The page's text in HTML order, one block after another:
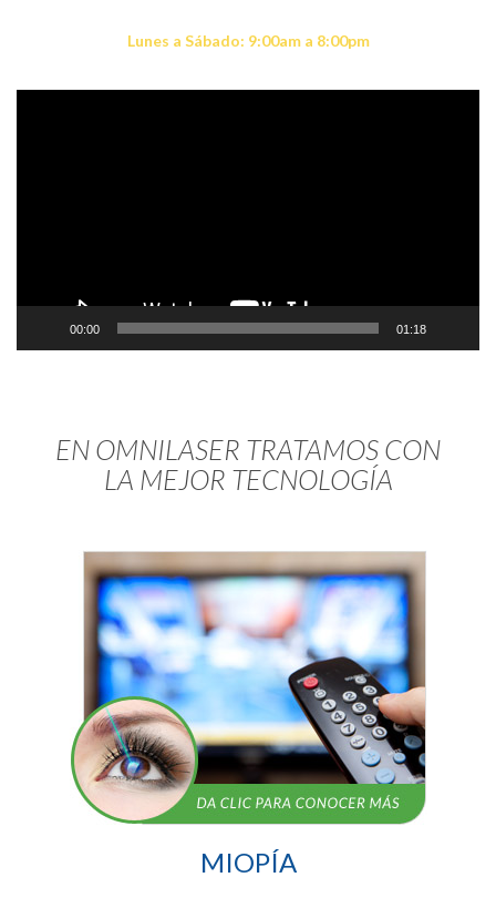
Lunes a Sábado: 9:00am a 8:00pm
00:00 01:18
EN OMNILASER TRATAMOS CON
LA MEJOR TECNOLOGÍA
MIOPÍA